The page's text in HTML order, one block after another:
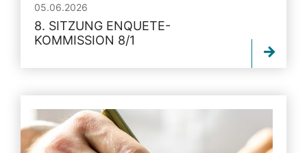
05.06.2026
8. SITZUNG ENQUETE-
KOMMISSION 8/1